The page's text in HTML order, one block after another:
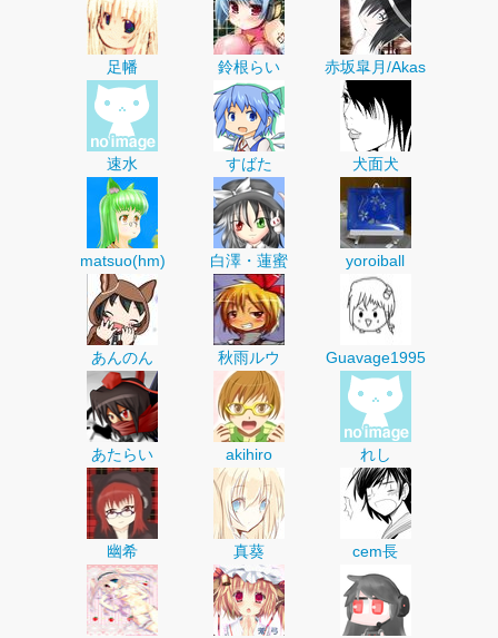
足幡 鈴根らい 赤坂皐月/Akas
速水 すばた 犬面犬
matsuo(hm) 白澤・蓮蜜 yoroiball
あんのん 秋雨ルウ Guavage1995
あたらい akihiro れし
幽希 真葵 cem長